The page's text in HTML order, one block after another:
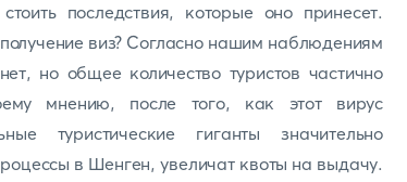
последствия, которые оно принесет.
виз? Согласно нашим наблюдениям
но общее количество туристов частично
мнению, после того, как этот вирус
туристические гиганты значительно
в Шенген, увеличат квоты на выдачу.